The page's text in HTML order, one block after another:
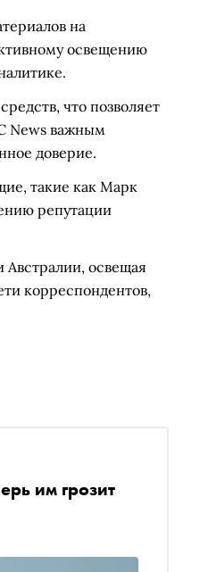
на
освещению
что позволяет
News важным
доверие.
такие как Марк
репутации
Австралии, освещая
корреспондентов,
им грозит